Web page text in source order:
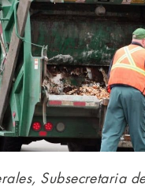
Subsecretaria